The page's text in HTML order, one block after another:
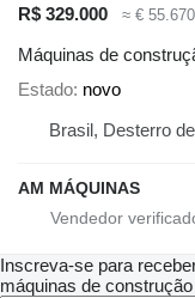
R$ 329.000
≈ € 55.670
Máquinas de
Estado novo
Brasil, Desterro
AM MÁQUINAS
Inscreva-se para
máquinas de construção